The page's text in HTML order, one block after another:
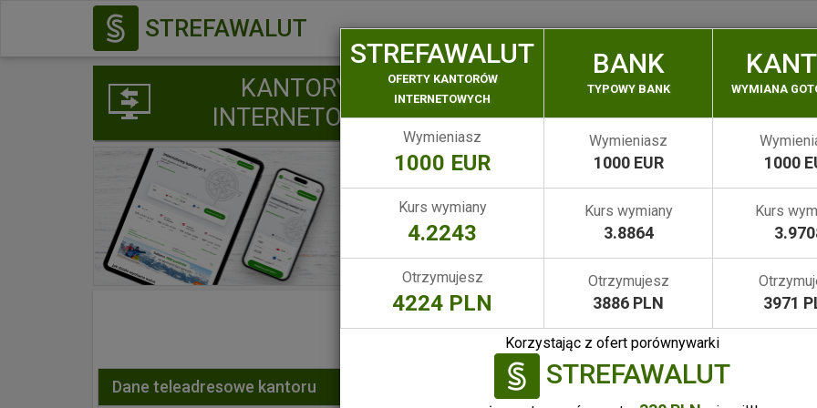
STREFAWALUT
KANTORY
INTERNETOWE
KANTORY
STACJONARNE
Kantor wymiany walut
Dane teleadresowe kantoru
STREFAWALUT
OFERTY KANTORÓW
INTERNETOWYCH
BANK
TYPOWY BANK WYMIANA
Wymieniasz
1000 EUR
Wymieniasz
1000 EUR 1000
Kurs wymiany
4.2243
Kurs wymiany
3.8864
Kurs
Otrzymujesz
4224 PLN
Otrzymujesz
3886 PLN 3971
Korzystając z ofert porównywarki
STREFAWALUT